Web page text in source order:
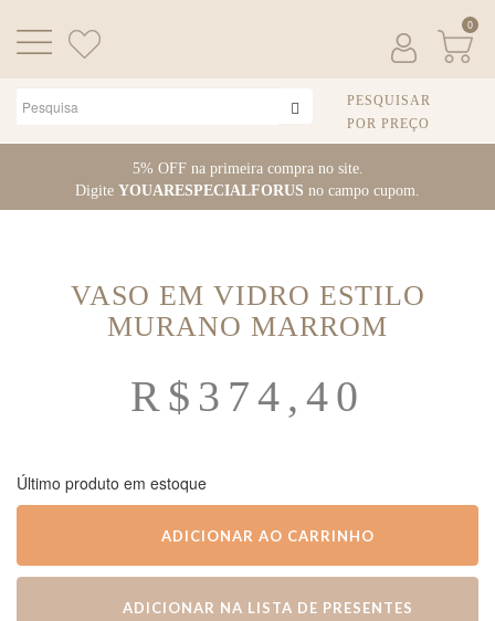
o
5% OFF na primeira compra no site.
Digite YOUARESPECIALFORUS no campo cupom.
0
PESQUISAR
POR PREÇO
VASO EM VIDRO ESTILO
MURANO MARROM
R$ 374,40
Último produto em estoque
ADICIONAR AO CARRINHO
ADICIONAR NA LISTA DE PRESENTES